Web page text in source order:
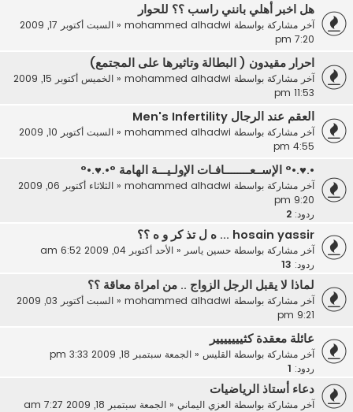
هل اخبر أهلي بانني راسب ؟؟ للحوار
آخر مشاركة بواسطة mohammed alhadwi
«
السبت أكتوبر 17, 2009
7:20 pm
احرار مقيدون ( البطالة وتاثيرها على المجتمع)
آخر مشاركة بواسطة mohammed alhadwi
«
الخميس أكتوبر 15, 2009
11:53 pm
العقم عند الرجال Men's Infertility
آخر مشاركة بواسطة mohammed alhadwi
«
السبت أكتوبر 10, 2009
4:55 pm
•.♥.•° الإســعــــــــافـات الإولـيـــة الهامة °•.♥.•°
آخر مشاركة بواسطة mohammed alhadwi
«
الثلاثاء أكتوبر 06, 2009
9:20 pm
ردود: 2
hosain yassir ... ه ل تذ كر و ه ؟؟
آخر مشاركة بواسطة حسين ياسر« الأحد أكتوبر 04, 2009 6:52 am
ردود: 13
لماذا لا يقبل الرجل الزواج .. من امراة معاقة ؟؟
آخر مشاركة بواسطة mohammed alhadwi
«
السبت أكتوبر 03, 2009
9:21 pm
عائلة معقدة كثييييييير
آخر مشاركة بواسطة القليس« الجمعة سبتمبر 18, 2009 3:33 pm
ردود:
دعاء أستاذ الرياضيات
آخر مشاركة بواسطة العزي اليماني « الجمعة سبتمبر 18, 2009 7:27 am